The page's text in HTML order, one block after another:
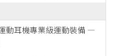
動耳機專業級運動裝備 —